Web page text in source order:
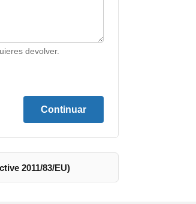
devolver.
Continuar
2011/83/EU)